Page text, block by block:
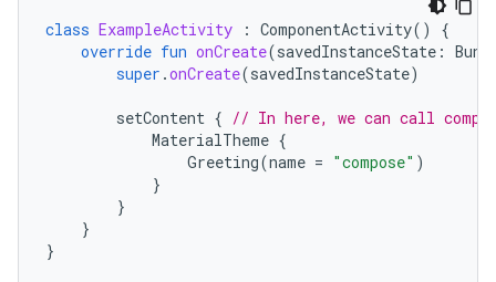
class ExampleActivity : ComponentActivity()
{
override fun onCreate(savedInstanceState :
super .onCreate(savedInstanceState)
setContent { // In here, we can call
MaterialTheme {
Greeting(name = "compose" )
}
}
}
}